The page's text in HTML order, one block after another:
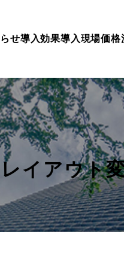
せ導入効果導入現場価格
イアウト